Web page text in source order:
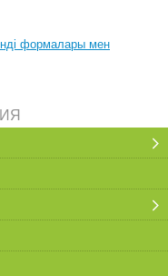
формалары мен